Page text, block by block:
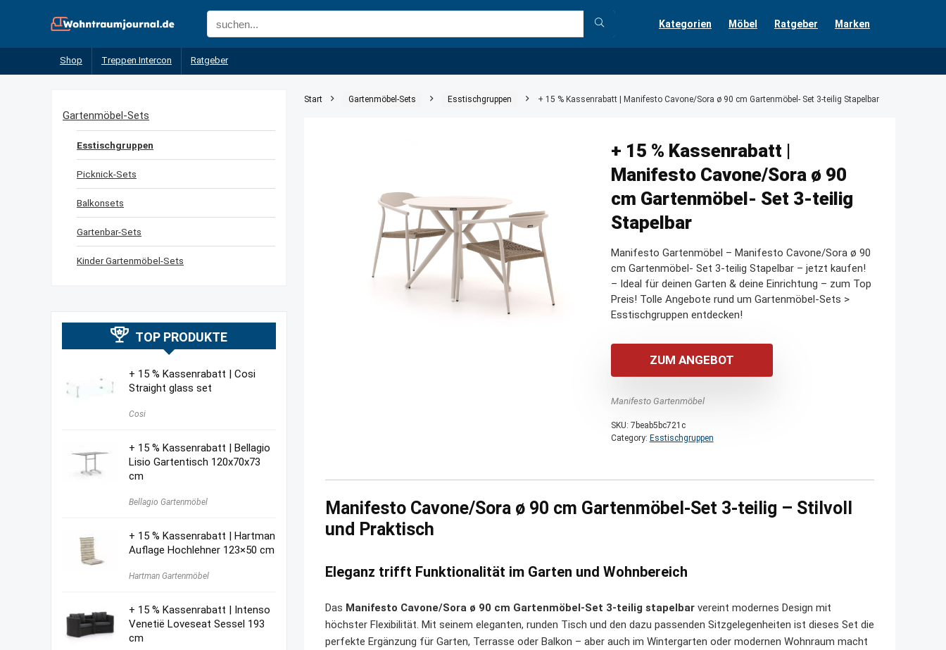
Kategorien Möbel Ratgeber Marken
Shop Treppen Intercon Ratgeber
Start Gartenmöbel-Sets Esstischgruppen + 15 % Kassenrabatt | Manifesto Cavone/Sora ø 90 cm Gartenmöbel- Set 3-teilig Stapelbar
+ 15 % Kassenrabatt |
Manifesto Cavone/Sora ø 90
cm Gartenmöbel- Set 3-teilig
Stapelbar
Manifesto Gartenmöbel – Manifesto Cavone/Sora ø 90
cm Gartenmöbel- Set 3-teilig Stapelbar – jetzt kaufen!
– Ideal für deinen Garten & deine Einrichtung – zum Top
Preis! Tolle Angebote rund um Gartenmöbel-Sets >
Esstischgruppen entdecken!
ZUM ANGEBOT
Manifesto Gartenmöbel
SKU: 7beab5bc721c
Category: Esstischgruppen
Manifesto Cavone/Sora ø 90 cm Gartenmöbel-Set 3-teilig – Stilvoll
und Praktisch
Eleganz trifft Funktionalität im Garten und Wohnbereich
Das Manifesto Cavone/Sora ø 90 cm Gartenmöbel-Set 3-teilig stapelbar vereint modernes Design mit
höchster Flexibilität. Mit seinem eleganten, runden Tisch und den dazu passenden Sitzgelegenheiten ist dieses Set die
perfekte Ergänzung für Garten, Terrasse oder Balkon – aber auch im Wintergarten oder modernen Wohnraum macht
Gartenmöbel-Sets
Esstischgruppen
Picknick-Sets
Balkonsets
Gartenbar-Sets
Kinder Gartenmöbel-Sets
TOP PRODUKTE
+ 15 % Kassenrabatt | Cosi
Straight glass set
Cosi
+ 15 % Kassenrabatt | Bellagio
Lisio Gartentisch 120x70x73
cm
Bellagio Gartenmöbel
+ 15 % Kassenrabatt | Hartman
Auflage Hochlehner 123×50 cm
Hartman Gartenmöbel
+ 15 % Kassenrabatt | Intenso
Venetië Loveseat Sessel 193
cm